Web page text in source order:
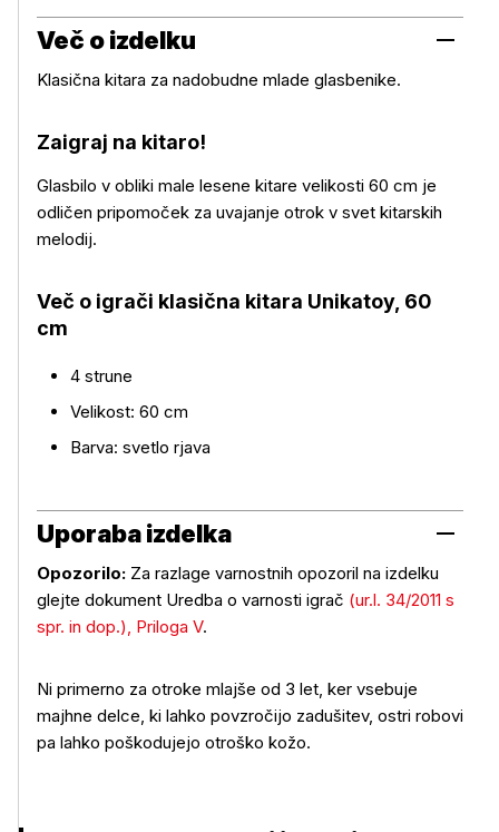
Več o izdelku
Klasična kitara za nadobudne mlade glasbenike.
Zaigraj na kitaro!
Glasbilo v obliki male lesene kitare velikosti 60 cm je
odličen pripomoček za uvajanje otrok v svet kitarskih
melodij.
Več o igrači klasična kitara Unikatoy, 60
cm
4 strune
Velikost: 60 cm
Barva: svetlo rjava
Uporaba izdelka
Opozorilo: Za razlage varnostnih opozoril na izdelku
glejte dokument Uredba o varnosti igrač (ur.l. 34/2011 s
spr. in dop.), Priloga V.
Ni primerno za otroke mlajše od 3 let, ker vsebuje
majhne delce, ki lahko povzročijo zadušitev, ostri robovi
pa lahko poškodujejo otroško kožo.